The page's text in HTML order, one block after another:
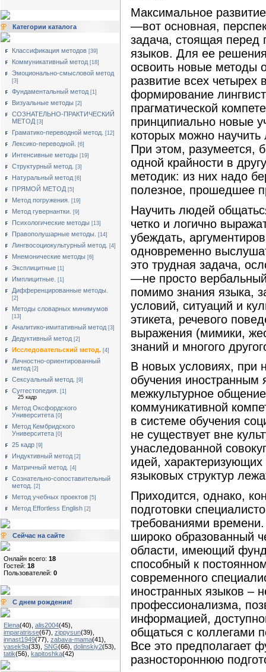
Категории каталога
Классификация методов [39]
Коммуникативный метод [18]
Эмоционально-смысловой метод
[3]
Фундаментальный метод [1]
Визуальные методы [2]
СОЗНАТЕЛЬНО-ПРАКТИЧЕСКИЙ
МЕТОД [3]
Граматико-переводной метод. [12]
Лексико-переводной. [6]
Интенсивные методы [19]
Структурный метод. [3]
Натуральный метод [6]
ПРЯМОЙ МЕТОД [5]
Метод погружения. [19]
Метод гувернантки. [9]
Психологические методы [13]
Правополушарные методы. [14]
Лингвосоциокультурный метод. [4]
Мнемонические методы [6]
Эксплицитные [1]
Имплицитные. [1]
Дифференцированные методы.
[2]
Методы словарных минимумов
[13]
Аналитико-имитативный метод [3]
Дедуктивный метод [2]
Исследовательский метод. [4]
Личностно-ориентированный
метод [2]
Сексуальный метод. [9]
Суггестопедия.
[1]
25 кадр
Метод Оксфордского
Университета [0]
Метод Кембридского
Университета [0]
25 кадр [9]
Индуктивный метод [2]
Матричный метод. [4]
Сознательно-сопоставительный
метод.
[2]
Метод учебных проектов [5]
Метод Effortless English [2]
Сейчас на сайте
Онлайн всего: 18
Гостей: 18
Пользователей: 0
С днем рождения!
Elena(40) alis2004(45)
imparatrisse(67) zippysun(39)
innast1949(77) zabava-mama(41)
vasek9a(33) SNG(66) dolinskiy2(53)
tatik(56) kapitoshka(42)
Максимальное
—вот основная,
задача, стоящая перед
языков. Для ее
освоить новые методы
развитие всех четырех
формирование
прагматической
принципиально новые
которых можно
При этом, разумеется,
одной крайности в
методик: из них надо
полезное, прошедшее
Научить людей
четко и логично
убеждать,
одновременно
это трудная задача,
—не просто
помимо знания языка,
условий, ситуаций и
этикета, речевого
выражения (мимики,
знаний и многого
В новых условиях, при
обучения иностранным
межкультурное
коммуникативной
в системе обучения
не существует вне
унаследованной
идей,
языковых структур
Приходится, однако,
подготовки
требованиями
широко образованный
области, имеющий
способный к
современного
иностранных языков –
профессионализма,
информацией,
общаться с коллегами
Все это предполагает
разностороннюю